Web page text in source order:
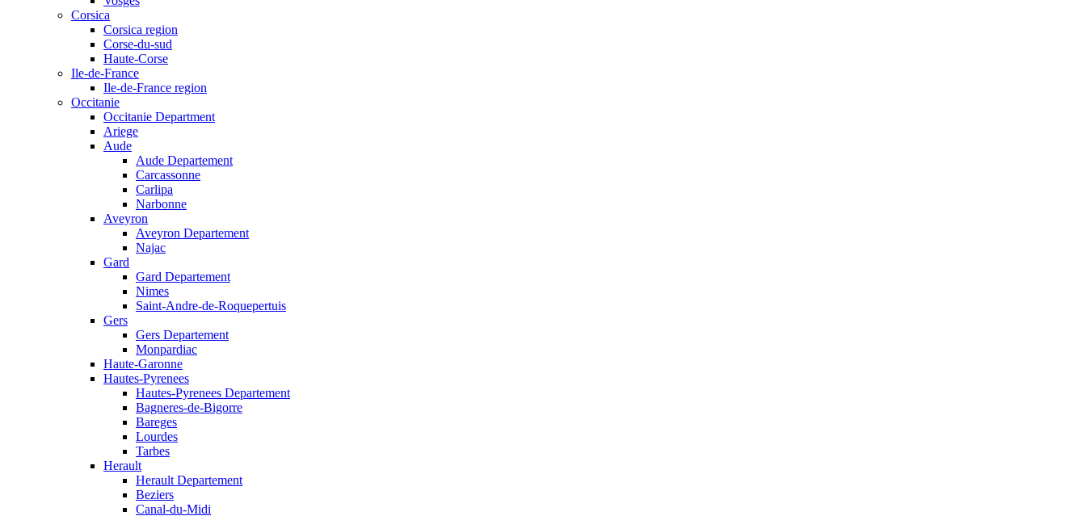
Corsica
Corsica region
Corse-du-sud
Haute-Corse
Ile-de-France
Ile-de-France region
Occitanie
Occitanie Department
Ariege
Aude
Aude Departement
Carcassonne
Carlipa
Narbonne
Aveyron
Aveyron Departement
Najac
Gard
Gard Departement
Nimes
Saint-Andre-de-Roquepertuis
Gers
Gers Departement
Monpardiac
Haute-Garonne
Hautes-Pyrenees
Hautes-Pyrenees Departement
Bagneres-de-Bigorre
Bareges
Lourdes
Tarbes
Herault
Herault Departement
Beziers
Canal-du-Midi